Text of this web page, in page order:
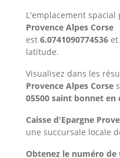
L'emplacement spacial
Provence Alpes Corse
est 6.0741090774536 et
latitude.
Visualisez dans les
Provence Alpes Corse
05500 saint bonnet en
Caisse d'Epargne
une succursale locale
Obtenez le numéro de